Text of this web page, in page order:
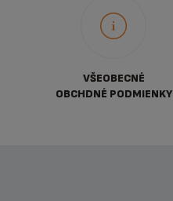
VŠEOBECNÉ
OBCHDNÉ PODMIENKY